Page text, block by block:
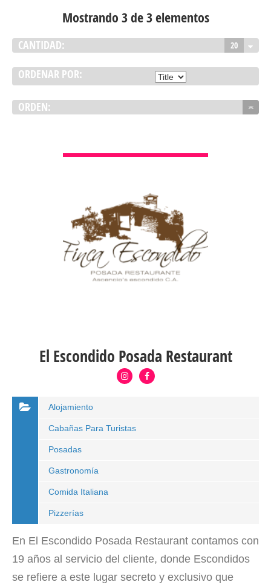
Mostrando 3 de 3 elementos
CANTIDAD: 20
ORDENAR POR:
ORDEN:
El Escondido Posada Restaurant
Alojamiento
Cabañas Para Turistas
Posadas
Gastronomía
Comida Italiana
Pizzerías
En El Escondido Posada Restaurant contamos con
19 años al servicio del cliente, donde Escondidos
se refiere a este lugar secreto y exclusivo que